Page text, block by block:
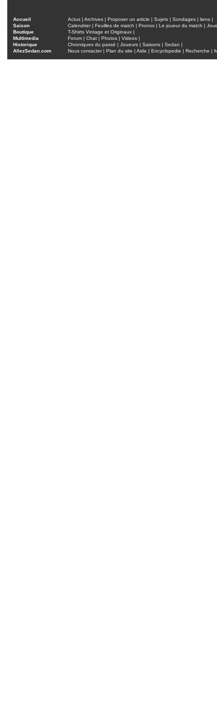
Accueil Actus | Archives | Proposer un article | Sujets | Sondages | liens |
Saison
Calendrier| Feuilles de match | Pronos | Le joueur du match |
Boutique
T-Shirts Vintage et Originaux |
Multimedia
Forum | Chat | Photos | Videos |
Historique
Chroniques du passé | Joueurs | Saisons | Sedan |
AllezSedan.com
Nous contacter| Plan du site | Aide | Encyclopedie | Recherche |